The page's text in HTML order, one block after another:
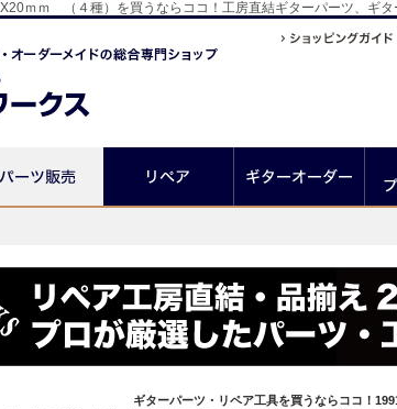
ｍｍ （４種）を買うならココ！工房直結ギターパーツ、ギタ
ギターパーツ・リペア工具を買うならココ！